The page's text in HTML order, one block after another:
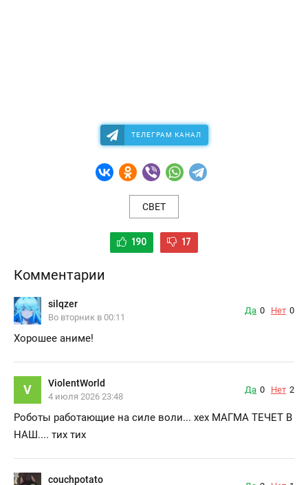
ТЕЛЕГРАМ КАНАЛ
СВЕТ
190 17
Комментарии
silqzer
Во вторник в 00:11
Да 0 Нет 0
Хорошее аниме!
V ViolentWorld
4 июля 2026 23:48
Да 0 Нет 2
Роботы работающие на силе воли... хех МАГМА ТЕЧЕТ В
НАШ.... тих тих
couchpotato